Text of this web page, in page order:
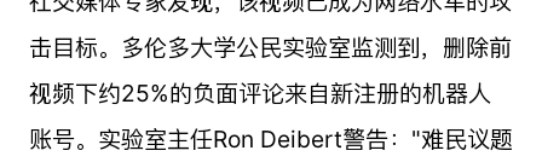
击目标。多伦多大学公民实验室监测到，删除前
视频下约25%的负面评论来自新注册的机器人
账号。实验室主任Ron Deibert警告："难民议题